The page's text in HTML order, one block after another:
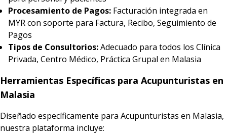
Procesamiento de Pagos: Facturación integrada en
MYR con soporte para Factura, Recibo, Seguimiento de
Pagos
Tipos de Consultorios:Adecuado para todos los Clínica
Privada, Centro Médico, Práctica Grupal en Malasia
Herramientas Específicas para Acupunturistas en
Malasia
Diseñado específicamente para Acupunturistas en Malasia,
nuestra plataforma incluye: